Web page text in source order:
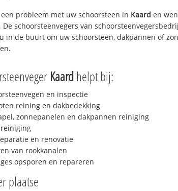
probleem met uw schoorsteen in Kaard en
De schoorsteenvegers van
in de buurt om uw schoorsteen, dakpannen of
Kaardhelpt bij:
en inspectie
reining en dakbedekking
zonnepanelen en dakpannen reiniging
en renovatie
van rookkanalen
opsporen en repareren
plaatse